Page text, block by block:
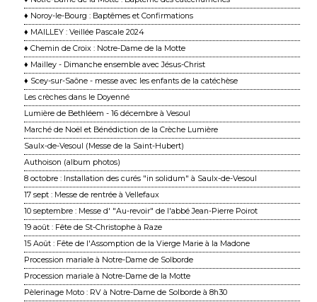
♦ Noroy-le-Bourg : Baptêmes et Confirmations
♦ MAILLEY : Veillée Pascale 2024
♦ Chemin de Croix : Notre-Dame de la Motte
♦ Mailley - Dimanche ensemble avec Jésus-Christ
♦ Scey-sur-Saône - messe avec les enfants de la catéchèse
Les crèches dans le Doyenné
Lumière de Bethléem - 16 décembre à Vesoul
Marché de Noël et Bénédiction de la Crèche Lumière
Saulx-de-Vesoul (Messe de la Saint-Hubert)
Authoison (album photos)
8 octobre : Installation des curés "in solidum" à Saulx-de-Vesoul
17 sept : Messe de rentrée à Vellefaux
10 septembre : Messe d' "Au-revoir" de l'abbé Jean-Pierre Poirot
19 août : Fête de St-Christophe à Raze
15 Août : Fête de l'Assomption de la Vierge Marie à la Madone
Procession mariale à Notre-Dame de Solborde
Procession mariale à Notre-Dame de la Motte
Pèlerinage Moto : RV à Notre-Dame de Solborde à 8h30